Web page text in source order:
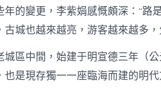
的變更，李紫娟感慨頗深：“路
城也越來越亮，游客越來越多
城區中間，始建于明宣德三年（
是現存獨一一座臨海而建的明代